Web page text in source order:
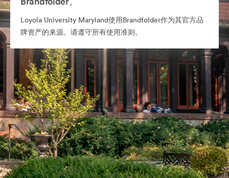
Loyola University Maryland使用Brandfolder作为其官方品
牌资产的来源。请遵守所有使用准则。